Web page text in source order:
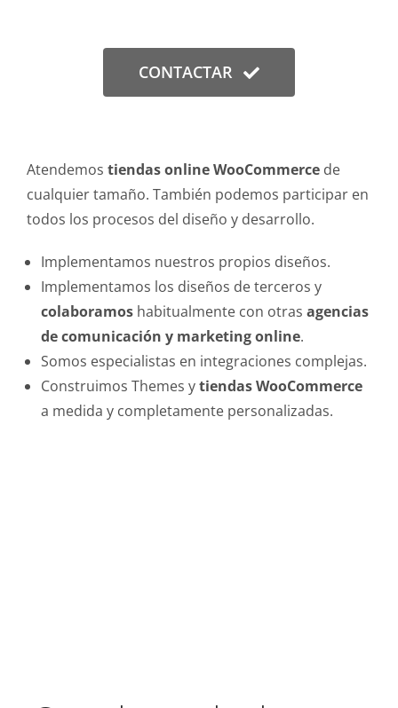
CONTACTAR
Atendemos tiendas online WooCommercede
cualquier tamaño. También podemos participar en
todos los procesos del diseño y desarrollo.
Implementamos nuestros propios diseños.
Implementamos los diseños de terceros y
colaboramoshabitualmente con otras agencias
de comunicación y marketing online.
Somos especialistas en integraciones complejas.
Construimos Themes ytiendas WooCommerce
a medida y completamente personalizadas.